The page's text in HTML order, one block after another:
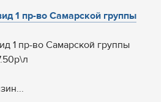
1 пр-во Самарской группы
1 пр-во Самарской группы